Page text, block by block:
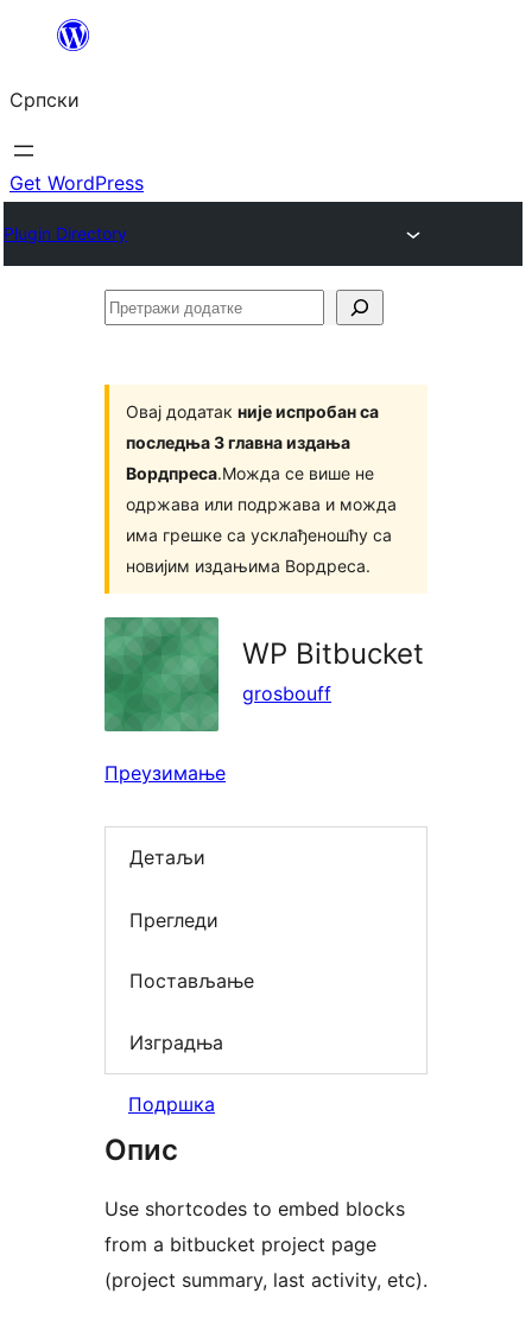
Скочи
садржај
Српски
Get WordPress
Plugin Directory
Претражи
Овај додатак није испробан са
последња 3 главна издања
Вордпреса.Можда се више не
одржава или подржава и можда
има грешке са усклађеношћу са
новијим издањима Вордреса.
WP Bitbucket
grosbouff
Преузимање
Детаљи
Прегледи
Постављање
Изградња
Подршка
Опис
Use shortcodes to embed blocks
from a bitbucket project page
(project summary, last activity, etc).